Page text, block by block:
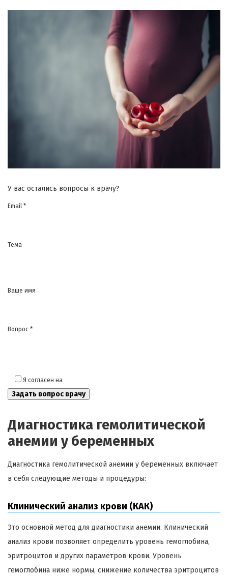
У вас остались вопросы к врачу?
Email *
Тема
Ваше имя
Вопрос *
Я согласен на
Диагностика гемолитической
анемии у беременных
Диагностика гемолитической анемии у беременных включает
в себя следующие методы и процедуры:
Клинический анализ крови (КАК)
Это основной метод для диагностики анемии. Клинический
анализ крови позволяет определить уровень гемоглобина,
эритроцитов и других параметров крови. Уровень
гемоглобина ниже нормы, снижение количества эритроцитов